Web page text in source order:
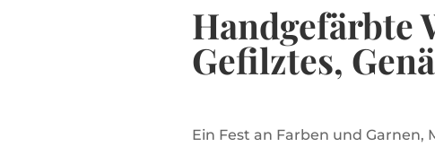
Handgefärbte
Gefilztes,
Ein Fest an Farben und